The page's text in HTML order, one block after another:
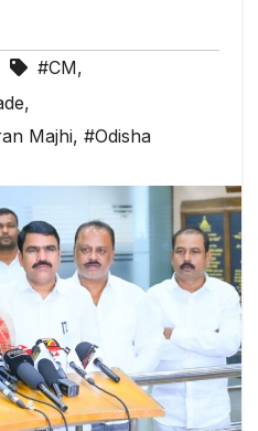
#CM,
,
Majhi, #Odisha